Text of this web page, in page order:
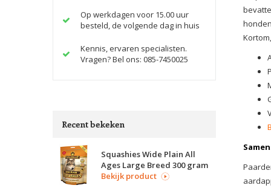
Op werkdagen voor 15.00 uur
besteld, de volgende dag in huis
Kennis, ervaren specialisten.
Vragen? Bel ons: 085-7450025
Recent bekeken
Squashies Wide Plain All
Ages Large Breed 300 gram
Bekijk product